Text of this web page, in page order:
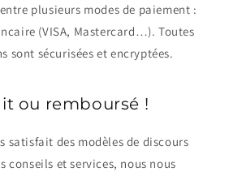
plusieurs modes de paiement :
(VISA, Mastercard…). Toutes
sont sécurisées et encryptées.
ou remboursé !
satisfait des modèles de discours
conseils et services, nous nous